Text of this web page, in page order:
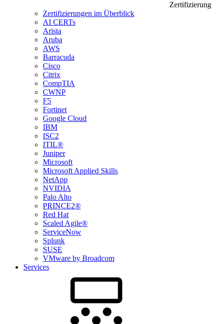
Zertifizierung
Zertifizierungen im Überblick
AI CERTs
Arista
Aruba
AWS
Barracuda
Cisco
Citrix
CompTIA
CWNP
F5
Fortinet
Google Cloud
IBM
ISC2
ITIL®
Juniper
Microsoft
Microsoft Applied Skills
NetApp
NVIDIA
Palo Alto
PRINCE2®
Red Hat
Scaled Agile®
ServiceNow
Splunk
SUSE
VMware by Broadcom
Services